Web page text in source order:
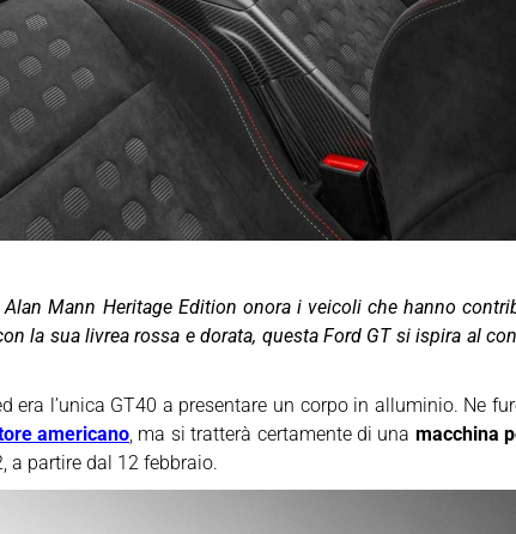
Mann Heritage Edition onora i veicoli che hanno
la sua livrea rossa e dorata, questa Ford GT si ispira al
l’unica GT40 a presentare un corpo in alluminio. Ne
americano, ma si tratterà certamente di una macchina
a partire dal 12 febbraio.